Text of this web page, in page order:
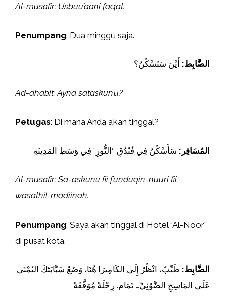
Al-musafir: Usbuu’aani faqat.
Penumpang: Dua minggu saja.
الضَّابِط: أَيْنَ سَتَسْكُنُ؟
Ad-dhabit: Ayna sataskunu?
Petugas: Di mana Anda akan tinggal?
المُسَافِر: سَأَسْكُنُ فِي فُنْدُقِ “النُّورِ” فِي وَسَطِ المَدِينَةِ
Al-musafir: Sa-askunu fii funduqin-nuuri fii
wasathil-madiinah.
Penumpang: Saya akan tinggal di Hotel “Al-Noor”
di pusat kota.
الضَّابِط: طَيِّبٌ، انْظُرْ إِلَى الكَامِيرَا هُنَا، وَضَعْ سَبَّابَتَكَ اليُمْنَى
عَلَى المَاسِحِ الضَّوْئِيِّ… تَمَام. رِحْلَةً مُوَفَّقَةً